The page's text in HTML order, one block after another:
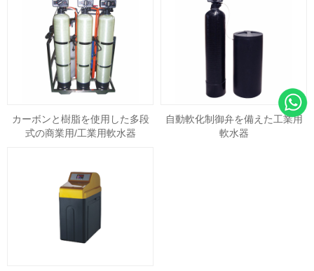
カーボンと樹脂を使用した多段
式の商業用/工業用軟水器
自動軟化制御弁を備えた工業用
軟水器